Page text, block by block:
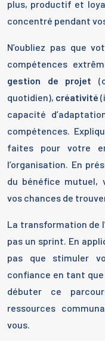
plus, productif et
concentré pendant
N’oubliez pas que
compétences
gestion de projet
quotidien), créativité
capacité
compétences.
faites pour votre
l’organisation. En
du bénéfice mutuel,
vos chances de
La transformation de
pas un sprint. En
pas que stimuler
confiance en tant
débuter ce
ressources
vous.